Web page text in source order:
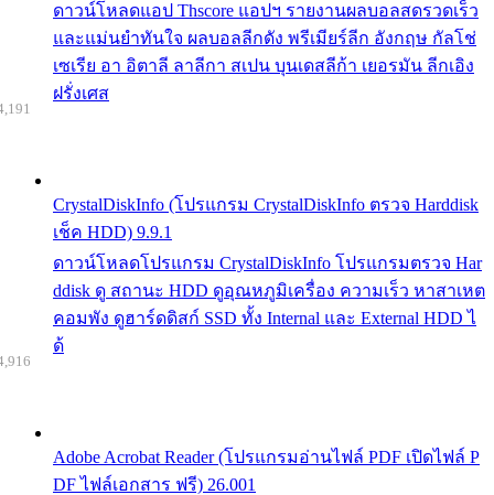
ดาวน์โหลดแอป Thscore แอปฯ รายงานผลบอลสดรวดเร็ว
และแม่นยำทันใจ ผลบอลลีกดัง พรีเมียร์ลีก อังกฤษ กัลโช่
เซเรีย อา อิตาลี ลาลีกา สเปน บุนเดสลีก้า เยอรมัน ลีกเอิง
ฝรั่งเศส
CrystalDiskInfo (โปรแกรม CrystalDiskInfo ตรวจ Harddisk
เช็ค HDD) 9.9.1
ดาวน์โหลดโปรแกรม CrystalDiskInfo โปรแกรมตรวจ Har
ddisk ดู สถานะ HDD ดูอุณหภูมิเครื่อง ความเร็ว หาสาเหต
คอมพัง ดูฮาร์ดดิสก์ SSD ทั้ง Internal และ External HDD ไ
ด้
Adobe Acrobat Reader (โปรแกรมอ่านไฟล์ PDF เปิดไฟล์ P
DF ไฟล์เอกสาร ฟรี) 26.001